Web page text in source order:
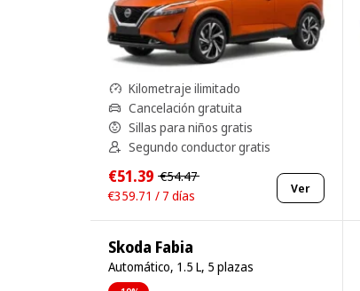
Kilometraje ilimitado
Cancelación gratuita
Sillas para niños gratis
Segundo conductor gratis
€51.39 €54.47
€359.71 / 7 días
Ver
Skoda Fabia
Automático, 1.5 L, 5 plazas